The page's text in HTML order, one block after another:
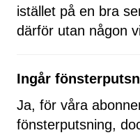
istället på en bra
därför utan någon
Ingår
Ja, för våra
fönsterputsning,